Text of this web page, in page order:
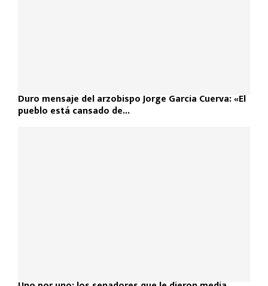
Duro mensaje del arzobispo Jorge García Cuerva: «El
pueblo está cansado de...